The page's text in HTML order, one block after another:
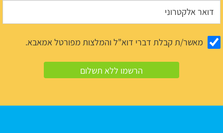
מאשר/ת קבלת דברי דוא"ל והמלצות מפורטל אמאבא.